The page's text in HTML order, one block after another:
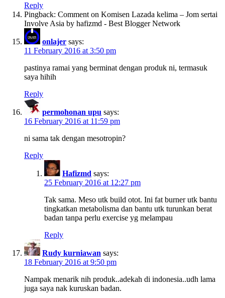
Reply
Pingback: Comment on Komisen Lazada kelima – Jom sertai
Involve Asia by hafizmd - Best Blogger Network
onlajer says:
11 February 2016 at 3:50 pm
pastinya ramai yang berminat dengan produk ni, termasuk
saya hihih
Reply
permohonan upu says:
16 February 2016 at 11:59 pm
ni sama tak dengan mesotropin?
Reply
Hafizmd says:
25 February 2016 at 12:27 pm
Tak sama. Meso utk build otot. Ini fat burner utk bantu
tingkatkan metabolisma dan bantu utk turunkan berat
badan tanpa perlu exercise yg melampau
Reply
Rudy kurniawan says:
18 February 2016 at 9:50 pm
Nampak menarik nih produk..adekah di indonesia..udh lama
juga saya nak kuruskan badan.